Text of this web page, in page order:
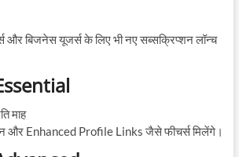
बिजनेस यूजर्स के लिए भी नए सब्सक्रिप्शन लॉन्च
माह
और Enhanced Profile Links जैसे फीचर्स मिलेंगे।